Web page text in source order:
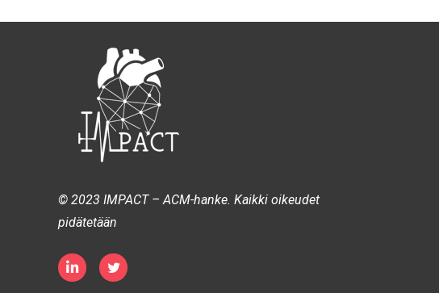
© 2023 IMPACT – ACM-hanke. Kaikki oikeudet
pidätetään